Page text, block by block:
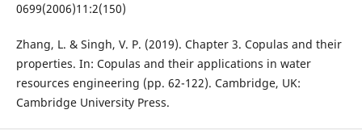
0699(2006)11:2(150)
Zhang, L. & Singh, V. P. (2019). Chapter 3. Copulas and their
properties. In: Copulas and their applications in water
resources engineering (pp. 62-122). Cambridge, UK:
Cambridge University Press.